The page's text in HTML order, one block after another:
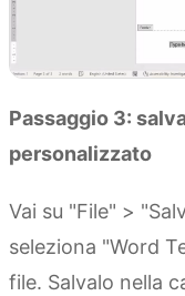
Passaggio 3:
personalizzato
Vai su "File" >
seleziona "Word
file. Salvalo nella